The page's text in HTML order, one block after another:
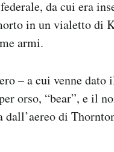
da cui era
in un vialetto di
armi.
– a cui venne dato
orso, “bear”, e il
dall’aereo di